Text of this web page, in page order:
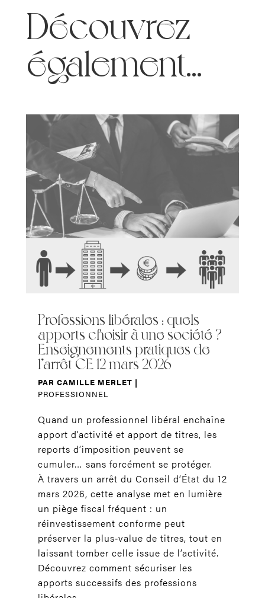
Découvrez
également…
Professions libérales : quels
apports choisir à une société ?
Enseignements pratiques de
l’arrêt CE 12 mars 2026
PAR CAMILLE MERLET |
PROFESSIONNEL
Quand un professionnel libéral enchaîne
apport d’activité et apport de titres, les
reports d’imposition peuvent se
cumuler… sans forcément se protéger.
À travers un arrêt du Conseil d’État du 12
mars 2026, cette analyse met en lumière
un piège fiscal fréquent : un
réinvestissement conforme peut
préserver la plus‑value de titres, tout en
laissant tomber celle issue de l’activité.
Découvrez comment sécuriser les
apports successifs des professions